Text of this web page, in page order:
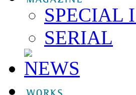
SPECIAL
SERIAL